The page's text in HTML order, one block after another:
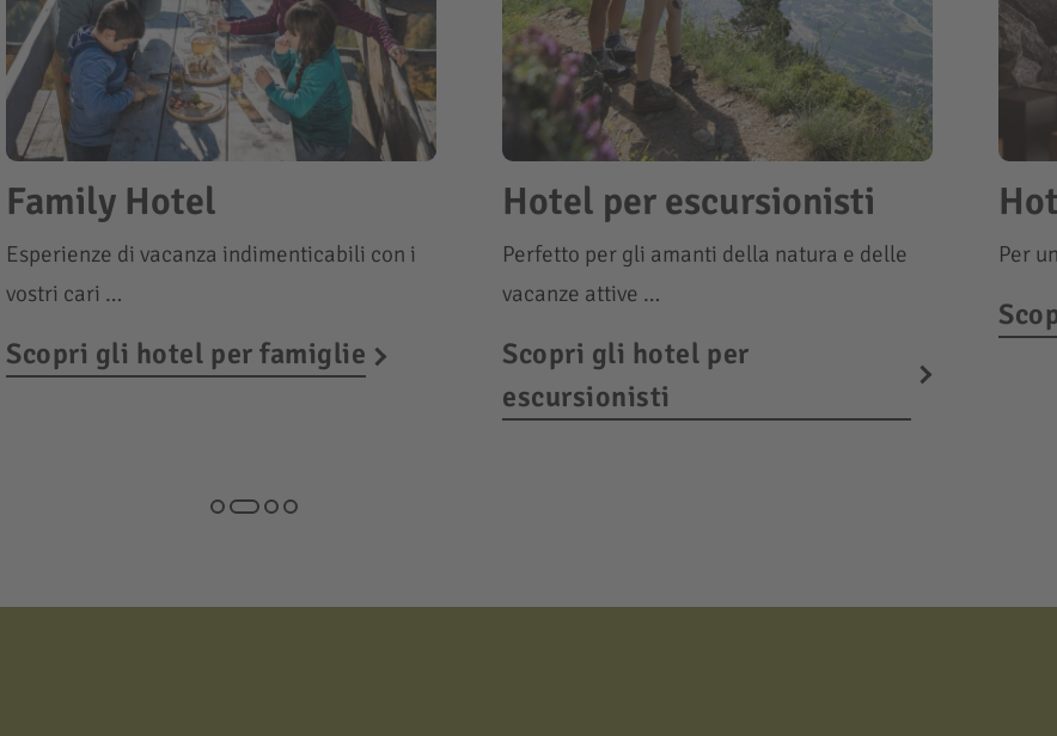
Family Hotel
Esperienze di vacanza indimenticabili con i
vostri cari …
Scopri gli hotel per famiglie
Hotel per escursionisti
Perfetto per gli amanti della natura e delle
vacanze attive …
Scopri gli hotel per
escursionisti
Per